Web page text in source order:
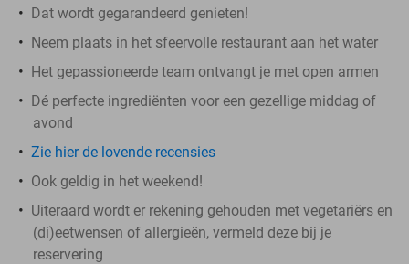
Dat wordt gegarandeerd genieten!
Neem plaats in het sfeervolle restaurant aan het water
Het gepassioneerde team ontvangt je met open armen
Dé perfecte ingrediënten voor een gezellige middag of
avond
Zie hier de lovende recensies
Ook geldig in het weekend!
Uiteraard wordt er rekening gehouden met vegetariërs en
(di)eetwensen of allergieën, vermeld deze bij je
reservering